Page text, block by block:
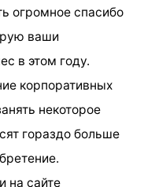
огромное спасибо
ваши
в этом году.
корпоративных
некоторое
гораздо больше
на сайте